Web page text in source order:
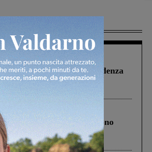
1 Agosto 2026
finanziata oltre la scadenza
di Fratelli d’Italia: “Un
al Governo”
2026
strage in A1 in cui morirono
e Franco. Lo schianto, il
ai sorpassi fra tir....